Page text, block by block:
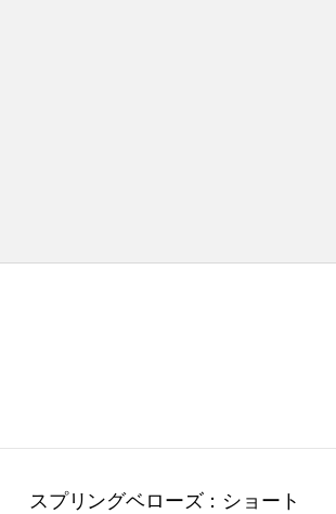
スプリングベローズ：ショート